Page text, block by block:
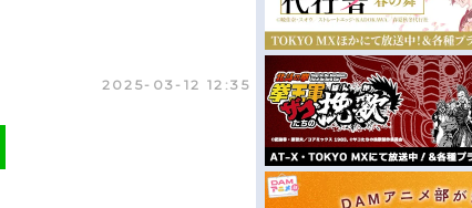
2025-03-12 12:35